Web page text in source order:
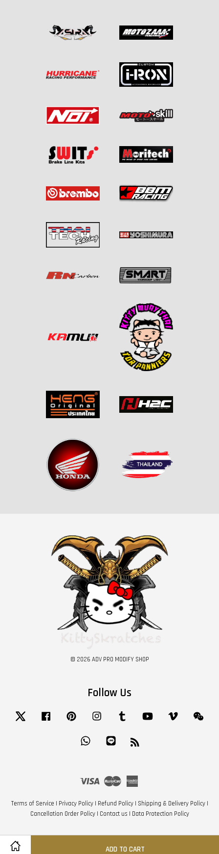
ADD TO CART
© 2026 ADV PRO MODIFY SHOP
Follow Us
Twitter Facebook Pinterest Instagram Tumblr YouTube Vimeo
Whatsapp
Visa Master
Terms of Service | Privacy Policy| Refund Policy| Shipping & Delivery Policy|
Cancellation Order Policy| Contact us | Data Protection Policy